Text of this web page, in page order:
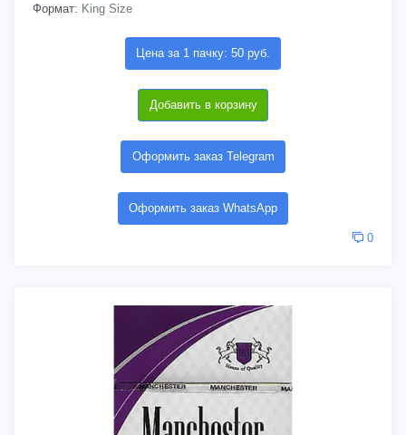
Формат: King Size
Цена за 1 пачку: 50 руб.
Добавить в корзину
Оформить заказ Telegram
Оформить заказ WhatsApp
0